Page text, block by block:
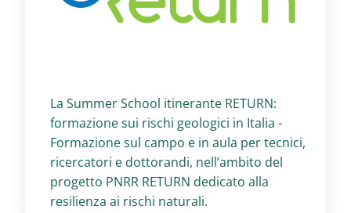
Titolo card:
La Summer School itinerante RETURN:
formazione sui rischi geologici in Italia -
Formazione sul campo e in aula per tecnici,
ricercatori e dottorandi, nell’ambito del
progetto PNRR RETURN dedicato alla
resilienza ai rischi naturali.